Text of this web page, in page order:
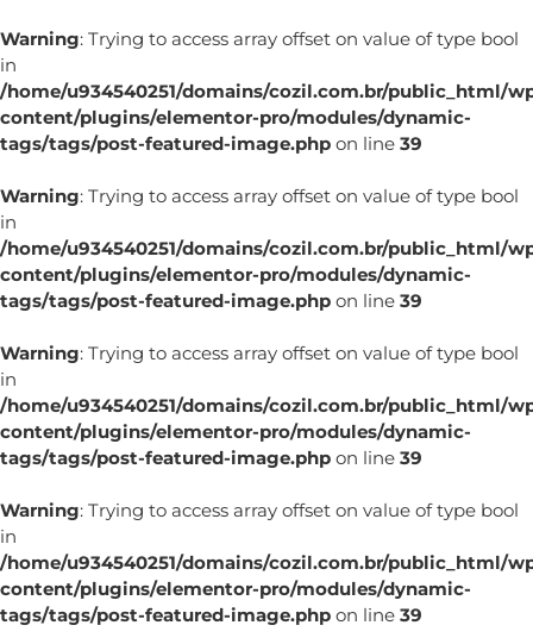
Warning: Trying to access array offset on value of type bool
in
/home/u934540251/domains/cozil.com.br/public_html/
content/plugins/elementor-pro/modules/dynamic-
tags/tags/post-featured-image.php on line 39
Warning: Trying to access array offset on value of type bool
in
/home/u934540251/domains/cozil.com.br/public_html/
content/plugins/elementor-pro/modules/dynamic-
tags/tags/post-featured-image.php on line 39
Warning: Trying to access array offset on value of type bool
in
/home/u934540251/domains/cozil.com.br/public_html/
content/plugins/elementor-pro/modules/dynamic-
tags/tags/post-featured-image.php on line 39
Warning: Trying to access array offset on value of type bool
in
/home/u934540251/domains/cozil.com.br/public_html/
content/plugins/elementor-pro/modules/dynamic-
tags/tags/post-featured-image.php on line 39